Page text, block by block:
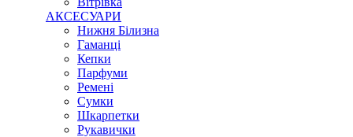
АКСЕСУАРИ
Нижня Білизна
Гаманці
Кепки
Парфуми
Ремені
Сумки
Шкарпетки
Рукавички